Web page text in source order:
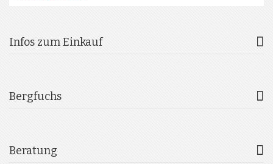
Infos zum Einkauf
Bergfuchs
Beratung